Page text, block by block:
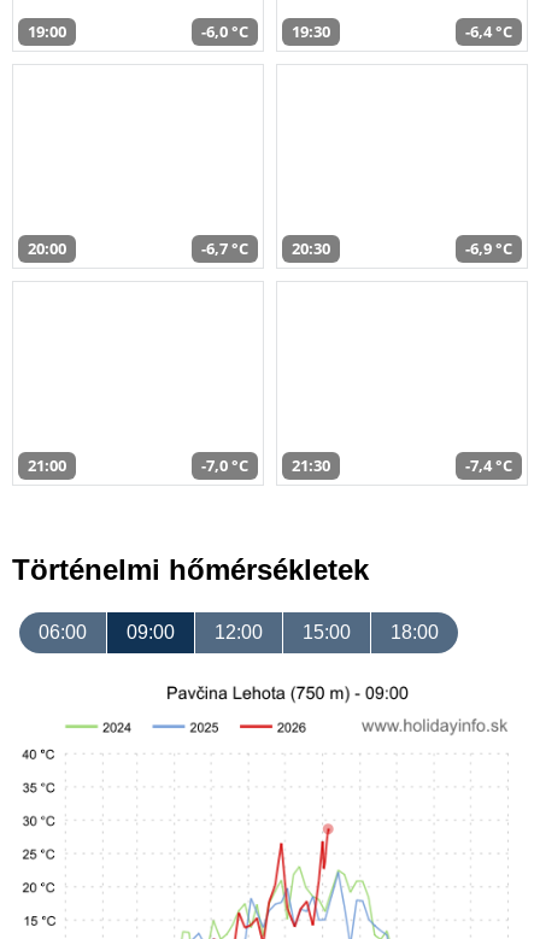
19:00 -6,0 °C 19:30 -6,4 °C
20:00 -6,7 °C 20:30 -6,9 °C
21:00 -7,0 °C 21:30 -7,4 °C
Történelmi hőmérsékletek
06:00 09:00 12:00 15:00 18:00